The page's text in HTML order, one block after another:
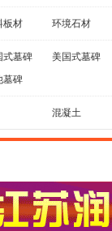
板材 环境石材
式墓碑 美国式墓碑
墓碑
混凝土